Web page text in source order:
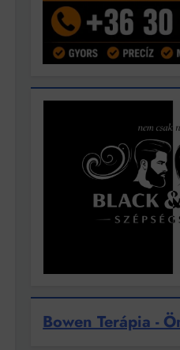
Bowen Terápia -